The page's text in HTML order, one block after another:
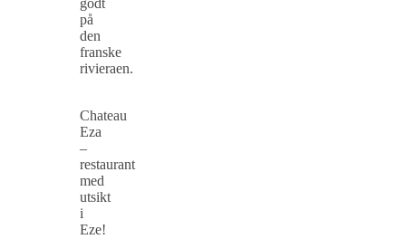
godt
på
den
franske
rivieraen.
Chateau
Eza
–
restaurant
med
utsikt
i
Eze!